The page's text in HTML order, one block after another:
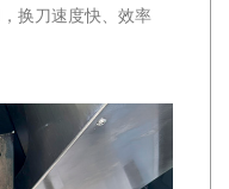
换刀速度快、效率